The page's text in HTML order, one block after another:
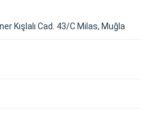
Kışlalı Cad. 43/C Milas, Muğla